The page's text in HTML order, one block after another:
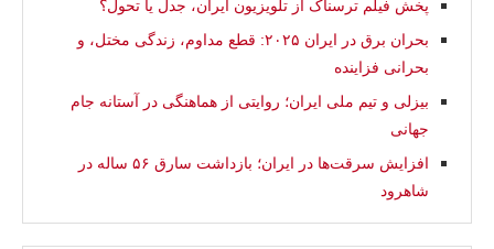
پخش فیلم ترسناک از تلویزیون ایران، جدل یا تحول؟
بحران برق در ایران ۲۰۲۵: قطع مداوم، زندگی مختل، و
بحرانی فزاینده
بیزلی و تیم ملی ایران؛ روایتی از هماهنگی در آستانه جام
جهانی
افزایش سرقت‌ها در ایران؛ بازداشت سارق ۵۶ ساله در
شاهرود